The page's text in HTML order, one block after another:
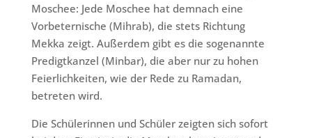
Moschee: Jede Moschee hat demnach eine
Vorbeternische (Mihrab), die stets Richtung
Mekka zeigt. Außerdem gibt es die sogenannte
Predigtkanzel (Minbar), die aber nur zu hohen
Feierlichkeiten, wie der Rede zu Ramadan,
betreten wird.
Die Schülerinnen und Schüler zeigten sich sofort